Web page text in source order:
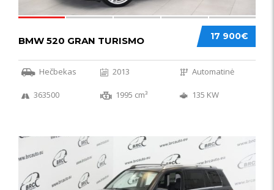
17 900€
BMW 520 GRAN TURISMO
Hečbekas 2013 Automatinė
363500 1995 cm³ 135 KW
IŠSKIRTINIS